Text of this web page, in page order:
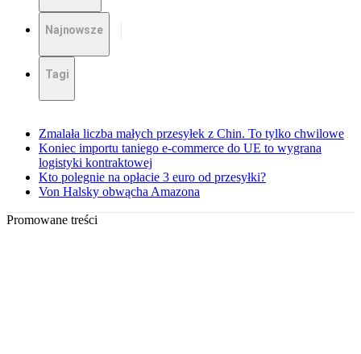
Najnowsze
Tagi
Zmalała liczba małych przesyłek z Chin. To tylko chwilowe
Koniec importu taniego e-commerce do UE to wygrana
logistyki kontraktowej
Kto polegnie na opłacie 3 euro od przesyłki?
Von Halsky obwącha Amazona
Promowane treści